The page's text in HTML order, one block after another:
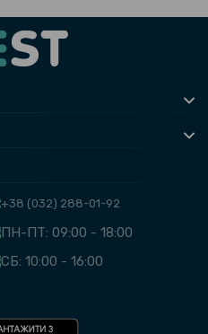
+38 (032) 288-01-92
ПН-ПТ: 09:00 - 18:00
СБ: 10:00 - 16:00